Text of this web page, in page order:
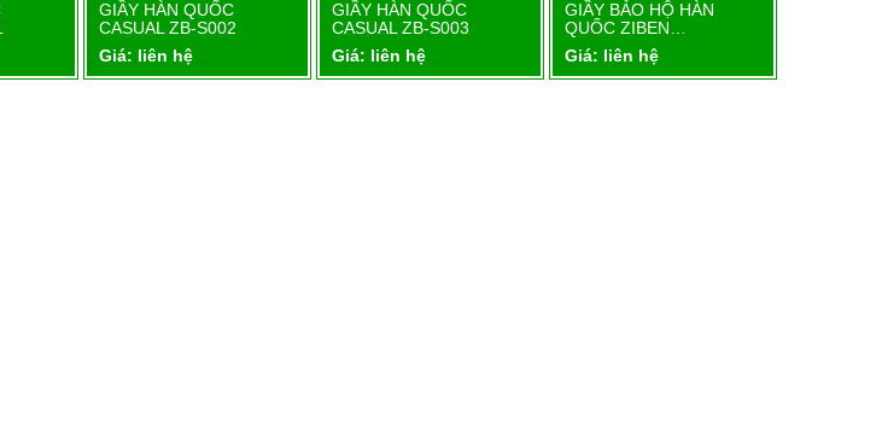
Chi tiết
GIẦY HÀN QUỐC
CASUAL ZB-S002
Giá: liên hệ
Chi tiết
GIẦY HÀN QUỐC
CASUAL ZB-S003
Giá: liên hệ
Chi tiết
GIẦY BẢO HỘ HÀN
QUỐC ZIBEN…
Giá: liên hệ